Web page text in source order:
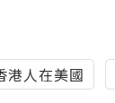
港人在美國